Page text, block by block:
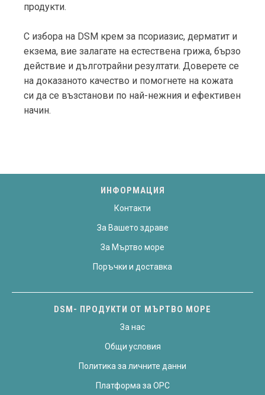
продукти.
С избора на DSM крем за псориазис, дерматит и
екзема, вие залагате на естествена грижа, бързо
действие и дълготрайни резултати. Доверете се
на доказаното качество и помогнете на кожата
си да се възстанови по най-нежния и ефективен
начин.
ИНФОРМАЦИЯ
Контакти
За Вашето здраве
За Мъртво море
Поръчки и доставка
DSM- ПРОДУКТИ ОТ МЪРТВО МОРЕ
За нас
Общи условия
Политика за личните данни
Платформа за OPC